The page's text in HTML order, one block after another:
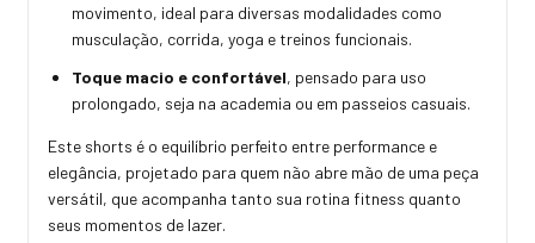
movimento, ideal para diversas modalidades como
musculação, corrida, yoga e treinos funcionais.
Toque macio e confortável, pensado para uso
prolongado, seja na academia ou em passeios casuais.
Este shorts é o equilíbrio perfeito entre performance e
elegância, projetado para quem não abre mão de uma peça
versátil, que acompanha tanto sua rotina fitness quanto
seus momentos de lazer.